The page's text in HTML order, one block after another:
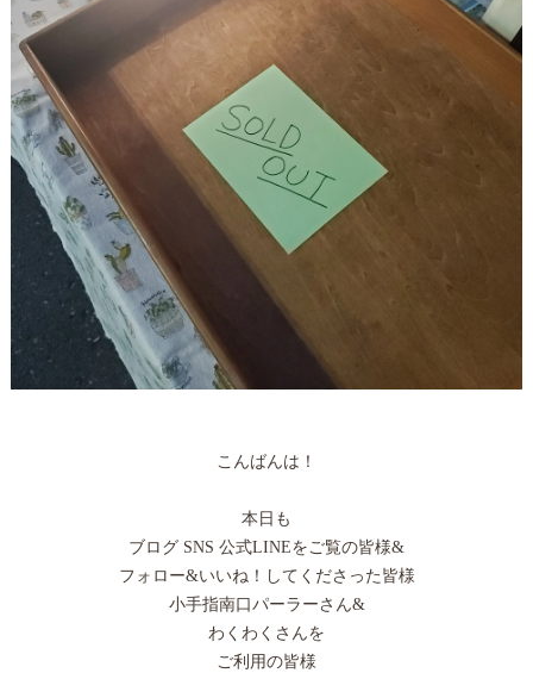
こんばんは！
本日も
ブログ SNS 公式LINEをご覧の皆様&
フォロー&いいね！してくださった皆様
小手指南口パーラーさん&
わくわくさんを
ご利用の皆様